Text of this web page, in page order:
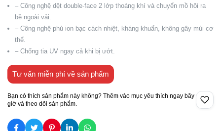
– Công nghệ dệt double-face 2 lớp thoáng khí và chuyển mồ hôi ra
bề ngoài vải.
– Công nghệ phủ ion bạc cách nhiệt, kháng khuẩn, không gây mùi cơ
thể.
– Chống tia UV ngay cả khi bị ướt.
Tư vấn miễn phí về sản phẩm
Bạn có thích sản phẩm này không? Thêm vào mục yêu thích ngay bây
giờ và theo dõi sản phẩm.